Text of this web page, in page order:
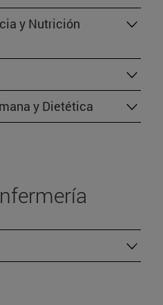
y Nutrición
y Dietética